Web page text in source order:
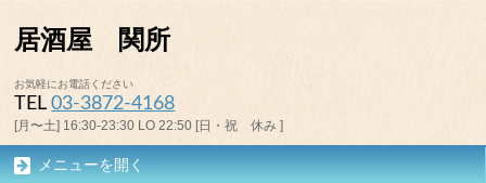
居酒屋 関所
お気軽にお電話ください
TEL03-3872-4168
[月〜土] 16:30-23:30 LO 22:50 [日・祝 休み ]
メニューを開く